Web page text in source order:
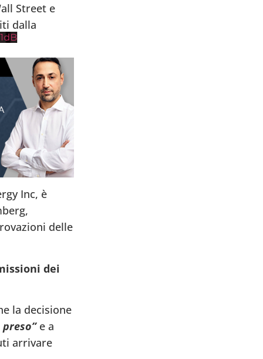
Street e
dalla
Inc, è
delle
dei
la decisione
e a
arrivare